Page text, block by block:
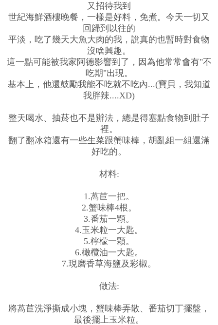
又招待我到
世紀海鮮酒樓晚餐，一樣是好料，免煮。今天一切又
回歸到以往的
平淡，吃了幾天大魚大肉的我，說真的也暫時對食物
沒啥興趣。
這一點可能被我家阿德影響到了，因為他常常會有"不
吃期"出現。
基本上，他還鼓勵我能不吃就不吃內...(寶貝，我知道
我胖辣....XD)
整天喝水、抽菸也不是辦法，總是得塞點食物到肚子
裡。
翻了翻冰箱還有一些生菜跟蟹味棒，胡亂組一組還滿
好吃的。
材料:
1.萵苣一把。
2.蟹味棒4根。
3.番茄一顆。
4.玉米粒一大匙。
5.檸檬一顆。
6.橄欖油一大匙。
7.現磨香草海鹽及彩椒。
做法:
將萵苣洗淨撕成小塊，蟹味棒弄散、番茄切丁擺盤，
最後擺上玉米粒。